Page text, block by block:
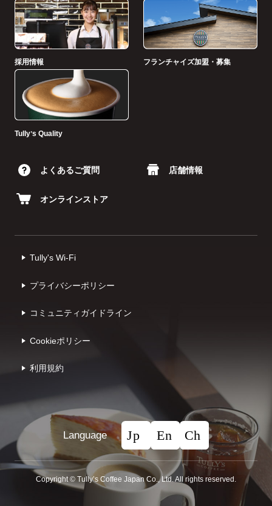
採用情報 フランチャイズ加盟・募集
Tullyʼs Quality
よくあるご質問 店舗情報
オンラインストア
Tully's Wi-Fi
プライバシーポリシー
コミュニティガイドライン
Cookieポリシー
利⽤規約
Language
Copyright © Tullyʼs Coffee Japan Co., Ltd. All rights reserved.